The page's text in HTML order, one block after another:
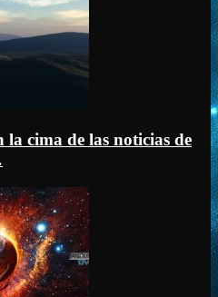
la cima de las noticias de